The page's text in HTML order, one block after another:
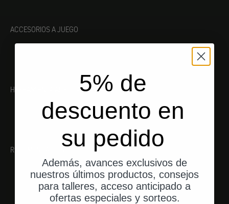
ACCESORIOS A JUEGO
HERRAMIENTA ADECUADA
RECOMENDACIONES
5% de
descuento en
su pedido
Además, avances exclusivos de
nuestros últimos productos, consejos
para talleres, acceso anticipado a
ofertas especiales y sorteos.